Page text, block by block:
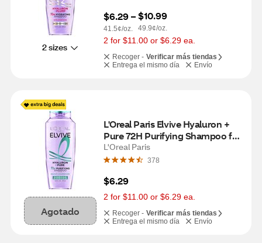
2 sizes
$6.29 –
41.5¢/oz.
$10.99
49.9¢/oz.
2 for $11.00 or $6.29 ea.
Recoger - Verificar más tiendas
Entrega el mismo día
Envío
Agotado
L'Oreal Paris Elvive Hyaluron +
Pure 72H Purifying Shampoo for
Oily Hair, 12.6 OZ
L'Oreal Paris
378
$6.29
2 for $11.00 or $6.29 ea.
Recoger - Verificar más tiendas
Entrega el mismo día
Envío